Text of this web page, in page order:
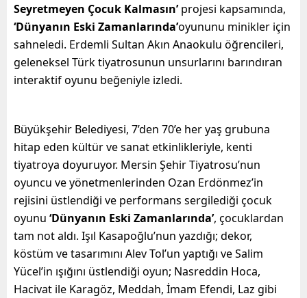
Seyretmeyen Çocuk Kalmasın’projesi kapsamında,
‘Dünyanın Eski Zamanlarında’oyununu minikler için
sahneledi. Erdemli Sultan Akın Anaokulu öğrencileri,
geleneksel Türk tiyatrosunun unsurlarını barındıran
interaktif oyunu beğeniyle izledi.
Büyükşehir Belediyesi, 7’den 70’e her yaş grubuna
hitap eden kültür ve sanat etkinlikleriyle, kenti
tiyatroya doyuruyor. Mersin Şehir Tiyatrosu’nun
oyuncu ve yönetmenlerinden Ozan Erdönmez’in
rejisini üstlendiği ve performans sergilediği çocuk
oyunu ‘Dünyanın Eski Zamanlarında’, çocuklardan
tam not aldı. Işıl Kasapoğlu’nun yazdığı; dekor,
köstüm ve tasarımını Alev Tol’un yaptığı ve Salim
Yücel’in ışığını üstlendiği oyun; Nasreddin Hoca,
Hacivat ile Karagöz, Meddah, İmam Efendi, Laz gibi